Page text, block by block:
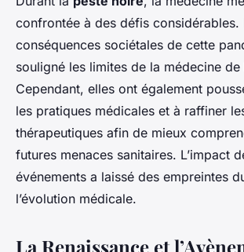
confrontée à des défis considérables.
conséquences sociétales de cette
souligné les limites de la médecine de
Cependant, elles ont également
les pratiques médicales et à raffiner
thérapeutiques afin de mieux
futures menaces sanitaires. L’impact
événements a laissé des empreintes
l’évolution médicale.
La Renaissance et